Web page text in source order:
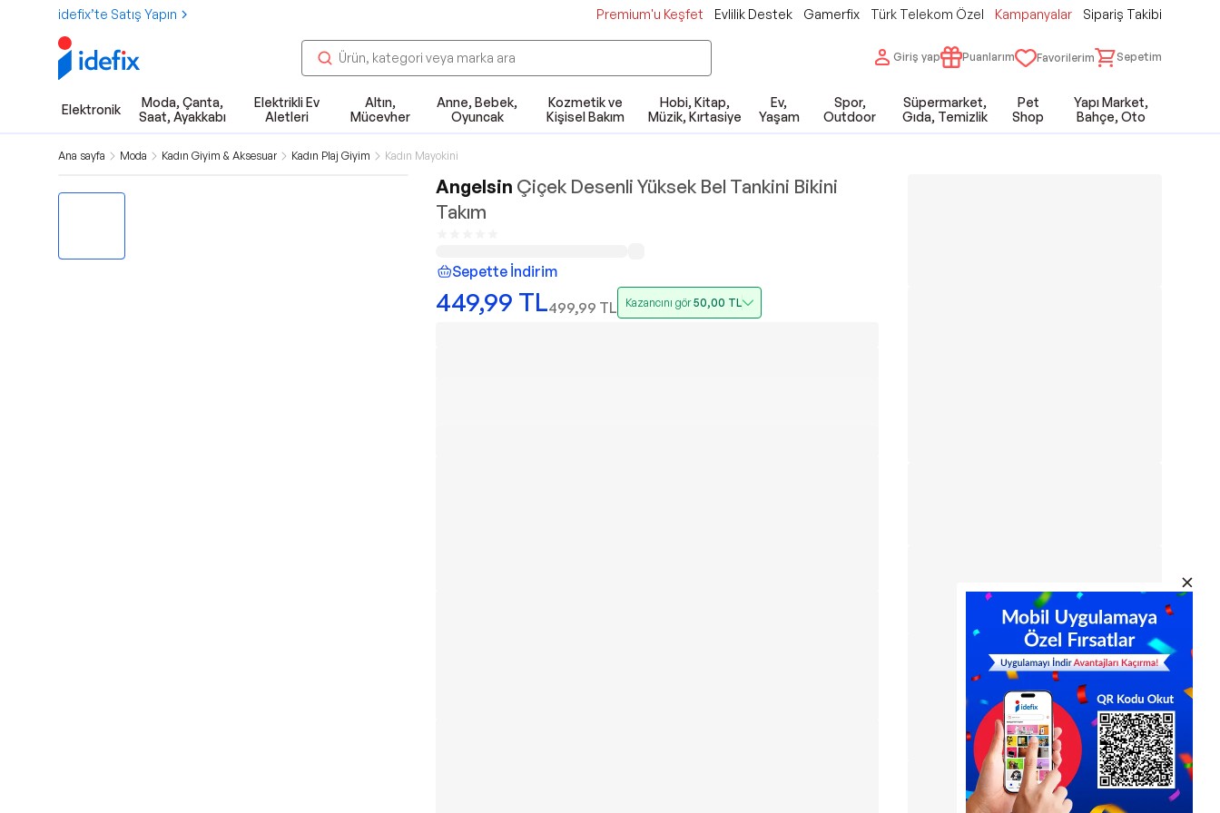
idefix’te Satış Yapın Premium'u Keşfet Evlilik Destek Gamerfix Türk Telekom Özel Kampanyalar Sipariş Takibi
Giriş yap Puanlarım Favorilerim Sepetim
Elektronik
Moda, Çanta,
Saat, Ayakkabı
Elektrikli Ev
Aletleri
Altın,
Mücevher
Anne, Bebek,
Oyuncak
Kozmetik ve
Kişisel Bakım
Hobi, Kitap,
Müzik, Kırtasiye
Ev,
Yaşam
Spor,
Outdoor
Süpermarket,
Gıda, Temizlik
Pet
Shop
Yapı Market,
Bahçe, Oto
Ana sayfa Moda Kadın Giyim & Aksesuar Kadın Plaj Giyim Kadın Mayokini
Angelsin Çiçek Desenli Yüksek Bel Tankini Bikini
Takım
Sepette İndirim
449,99 TL499,99 TL Kazancını gör50,00 TL